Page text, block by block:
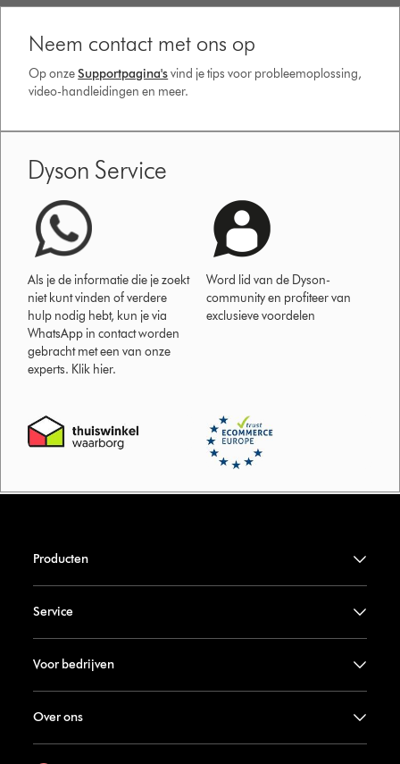
Neem contact met ons op
Op onzeSupportpagina'svind je tips voor probleemoplossing,
video-handleidingen en meer.
Dyson Service
Als je de informatie die je zoekt
niet kunt vinden of verdere
hulp nodig hebt, kun je via
WhatsApp in contact worden
gebracht met een van onze
experts. Klik hier.
Word lid van de Dyson-
community en profiteer van
exclusieve voordelen
Producten
Service
Voor bedrijven
Over ons